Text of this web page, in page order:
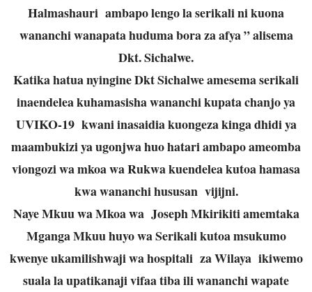
Halmashauri ambapo lengo la serikali ni kuona
wananchi wanapata huduma bora za afya ” alisema
Dkt. Sichalwe.
Katika hatua nyingine Dkt Sichalwe amesema serikali
inaendelea kuhamasisha wananchi kupata chanjo ya
UVIKO-19 kwani inasaidia kuongeza kinga dhidi ya
maambukizi ya ugonjwa huo hatari ambapo ameomba
viongozi wa mkoa wa Rukwa kuendelea kutoa hamasa
kwa wananchi hususan vijijni.
Naye Mkuu wa Mkoa wa Joseph Mkirikiti amemtaka
Mganga Mkuu huyo wa Serikali kutoa msukumo
kwenye ukamilishwaji wa hospitali za Wilaya ikiwemo
suala la upatikanaji vifaa tiba ili wananchi wapate